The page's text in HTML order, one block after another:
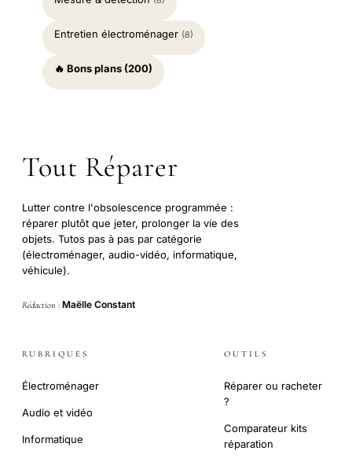
Entretien électroménager (8)
🔥 Bons plans (200)
Tout Réparer
Lutter contre l'obsolescence programmée :
réparer plutôt que jeter, prolonger la vie des
objets. Tutos pas à pas par catégorie
(électroménager, audio-vidéo, informatique,
véhicule).
Rédaction : Maëlle Constant
RUBRIQUES
Électroménager
Audio et vidéo
Informatique
OUTILS
Réparer ou racheter
?
Comparateur kits
réparation